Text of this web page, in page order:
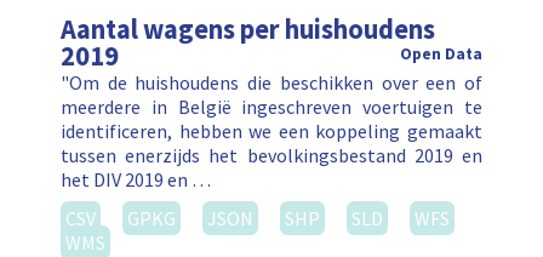
Aantal wagens per huishoudens
2019 Open Data
"Om de huishoudens die beschikken over een of
meerdere in België ingeschreven voertuigen te
identificeren, hebben we een koppeling gemaakt
tussen enerzijds het bevolkingsbestand 2019 en
het DIV 2019 en …
CSV
GPKG JSON SHP SLD
WFS
WMS